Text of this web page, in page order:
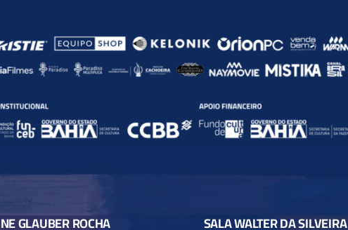
GLAUBER ROCHA SALA WALTER DA SILVEIRA